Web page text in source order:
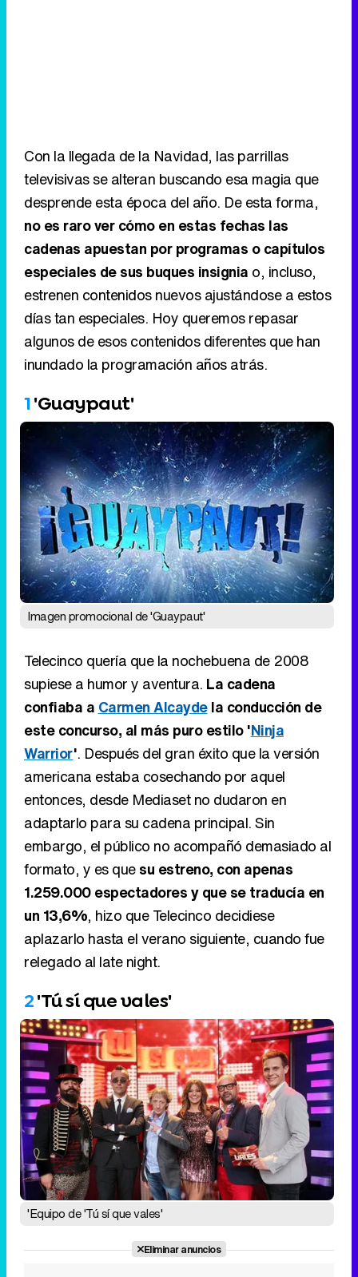
Con la llegada de la Navidad, las parrillas
televisivas se alteran buscando esa magia que
desprende esta época del año. De esta forma,
no es raro ver cómo en estas fechas las
cadenas apuestan por programas o capítulos
especiales de sus buques insignia o, incluso,
estrenen contenidos nuevos ajustándose a estos
días tan especiales. Hoy queremos repasar
algunos de esos contenidos diferentes que han
inundado la programación años atrás.
1'Guaypaut'
Imagen promocional de 'Guaypaut'
Telecinco quería que la nochebuena de 2008
supiese a humor y aventura. La cadena
confiaba a Carmen Alcaydela conducción de
este concurso, al más puro estilo 'Ninja
Warrior'. Después del gran éxito que la versión
americana estaba cosechando por aquel
entonces, desde Mediaset no dudaron en
adaptarlo para su cadena principal. Sin
embargo, el público no acompañó demasiado al
formato, y es quesu estreno, con apenas
1.259.000 espectadores y que se traducía en
un 13,6%, hizo que Telecinco decidiese
aplazarlo hasta el verano siguiente, cuando fue
relegado al late night.
2'Tú sí que vales'
'Equipo de 'Tú sí que vales'
Eliminar anuncios